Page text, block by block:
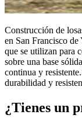
Construcción de
en San Francisco de
que se utilizan para
sobre una base
continua y
durabilidad y
¿Tienes un